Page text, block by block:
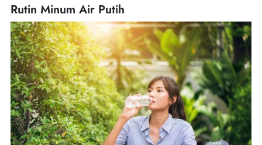
Rutin Minum Air Putih